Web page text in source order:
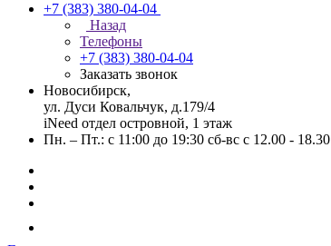
+7 (383) 380-04-04
Назад
Телефоны
+7 (383) 380-04-04
Заказать звонок
Новосибирск,
ул. Дуси Ковальчук, д.179/4
iNeed отдел островной, 1 этаж
Пн. – Пт.: с 11:00 до 19:30 сб-вс с 12.00 - 18.30